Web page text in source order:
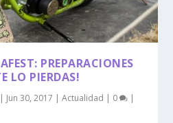
PREPARACIONES
LO PIERDAS!
| Jun 30, 2017 |Actualidad | 0 |